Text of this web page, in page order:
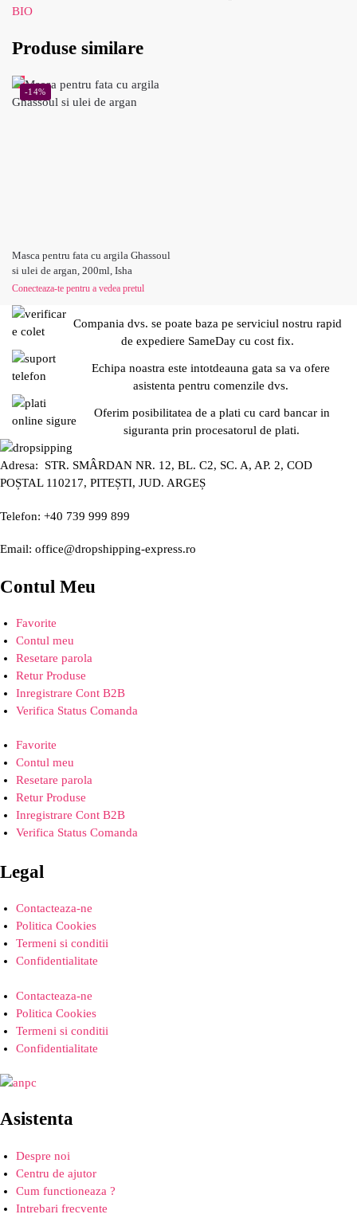
BIO
Produse similare
-14%
Masca pentru fata cu argila Ghassoul
si ulei de argan, 200ml, Isha
Conecteaza-te pentru a vedea pretul
Compania dvs. se poate baza pe serviciul nostru rapid
de expediere SameDay cu cost fix.
Echipa noastra este intotdeauna gata sa va ofere
asistenta pentru comenzile dvs.
Oferim posibilitatea de a plati cu card bancar in
siguranta prin procesatorul de plati.
Adresa: STR. SMÂRDAN NR. 12, BL. C2, SC. A, AP. 2, COD
POȘTAL 110217, PITEȘTI, JUD. ARGEȘ
Telefon: +40 739 999 899
Email: office@dropshipping-express.ro
Contul Meu
Favorite
Contul meu
Resetare parola
Retur Produse
Inregistrare Cont B2B
Verifica Status Comanda
Favorite
Contul meu
Resetare parola
Retur Produse
Inregistrare Cont B2B
Verifica Status Comanda
Legal
Contacteaza-ne
Politica Cookies
Termeni si conditii
Confidentialitate
Contacteaza-ne
Politica Cookies
Termeni si conditii
Confidentialitate
Asistenta
Despre noi
Centru de ajutor
Cum functioneaza ?
Intrebari frecvente